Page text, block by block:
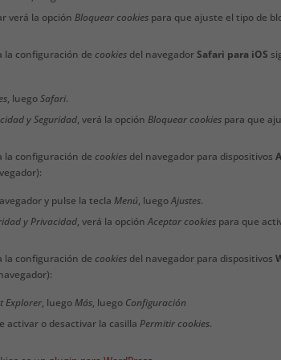
verá la opciónBloquear cookies para que ajuste el tipo de
la configuración decookies del navegadorSafari para iOS
, luegoSafari.
y Seguridad, verá la opciónBloquear cookies para que
la configuración decookies del navegador para dispositivos
y pulse la teclaMenú, luegoAjustes.
y Privacidad, verá la opciónAceptar cookies para que
la configuración decookies del navegador para dispositivos
Explorer, luegoMás, luego Configuración
activar o desactivar la casillaPermitir cookies.